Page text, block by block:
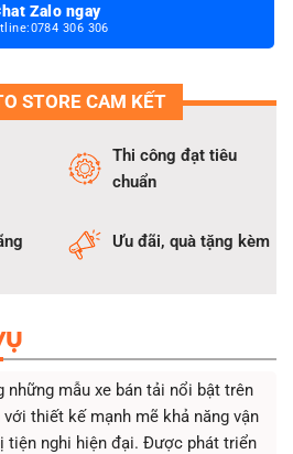
trình hoặc ưu đãi giảm giá 15% khi
cách nhiệt Ford Ranger online
thông tin liên quan về dịch vụ dán
Ranger
Zalo ngay
306 306
STORE CAM KẾT
Thi công đạt tiêu
chuẩn
Ưu đãi, quà tặng kèm
những mẫu xe bán tải nổi bật trên
thiết kế mạnh mẽ khả năng vận
tiện nghi hiện đại. Được phát triển